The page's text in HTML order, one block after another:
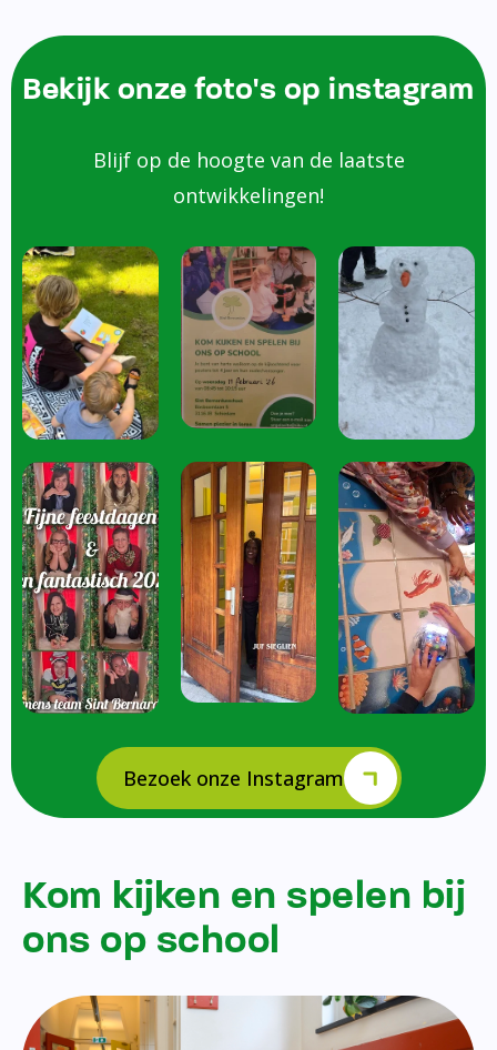
Bekijk onze foto's op instagram
Blijf op de hoogte van de laatste
ontwikkelingen!
Bezoek onze Instagram
Kom kijken en spelen bij
ons op school